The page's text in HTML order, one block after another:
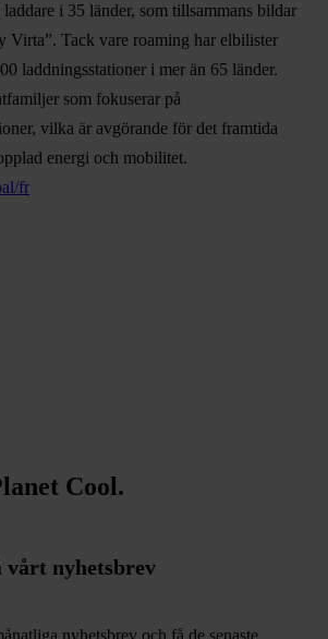
i 35 länder, som tillsammans bildar
Virta”. Tack vare roaming har elbilister
laddningsstationer i mer än 65 länder.
som fokuserar på
vilka är avgörande för det framtida
energi och mobilitet.
fr
Cool.
vårt nyhetsbrev